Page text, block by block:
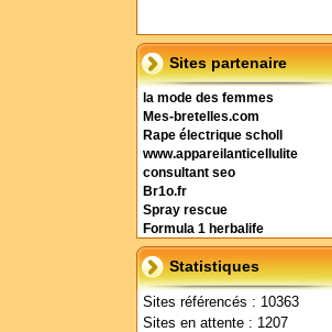
Sites partenaire
la mode des femmes
Mes-bretelles.com
Rape électrique scholl
www.appareilanticellulite
consultant seo
Br1o.fr
Spray rescue
Formula 1 herbalife
Statistiques
Sites référencés : 10363
Sites en attente : 1207